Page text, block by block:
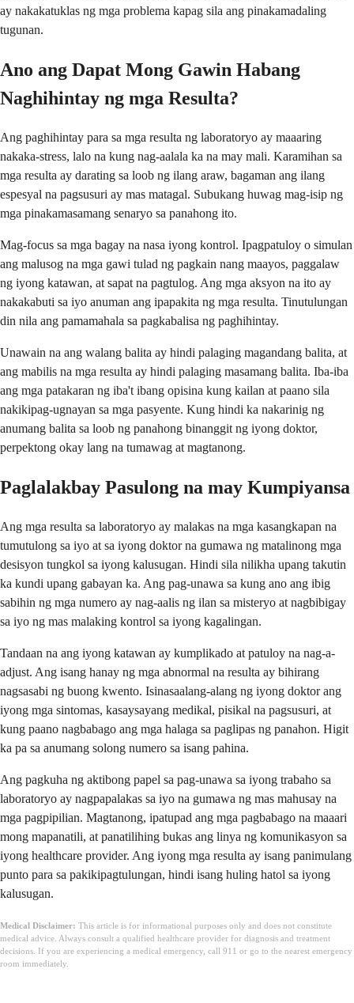
ay nakakatuklas ng mga problema kapag sila ang pinakamadaling
tugunan.
Ano ang Dapat Mong Gawin Habang
Naghihintay ng mga Resulta?
Ang paghihintay para sa mga resulta ng laboratoryo ay maaaring
nakaka-stress, lalo na kung nag-aalala ka na may mali. Karamihan sa
mga resulta ay darating sa loob ng ilang araw, bagaman ang ilang
espesyal na pagsusuri ay mas matagal. Subukang huwag mag-isip ng
mga pinakamasamang senaryo sa panahong ito.
Mag-focus sa mga bagay na nasa iyong kontrol. Ipagpatuloy o simulan
ang malusog na mga gawi tulad ng pagkain nang maayos, paggalaw
ng iyong katawan, at sapat na pagtulog. Ang mga aksyon na ito ay
nakakabuti sa iyo anuman ang ipapakita ng mga resulta. Tinutulungan
din nila ang pamamahala sa pagkabalisa ng paghihintay.
Unawain na ang walang balita ay hindi palaging magandang balita, at
ang mabilis na mga resulta ay hindi palaging masamang balita. Iba-iba
ang mga patakaran ng iba't ibang opisina kung kailan at paano sila
nakikipag-ugnayan sa mga pasyente. Kung hindi ka nakarinig ng
anumang balita sa loob ng panahong binanggit ng iyong doktor,
perpektong okay lang na tumawag at magtanong.
Paglalakbay Pasulong na may Kumpiyansa
Ang mga resulta sa laboratoryo ay malakas na mga kasangkapan na
tumutulong sa iyo at sa iyong doktor na gumawa ng matalinong mga
desisyon tungkol sa iyong kalusugan. Hindi sila nilikha upang takutin
ka kundi upang gabayan ka. Ang pag-unawa sa kung ano ang ibig
sabihin ng mga numero ay nag-aalis ng ilan sa misteryo at nagbibigay
sa iyo ng mas malaking kontrol sa iyong kagalingan.
Tandaan na ang iyong katawan ay kumplikado at patuloy na nag-a-
adjust. Ang isang hanay ng mga abnormal na resulta ay bihirang
nagsasabi ng buong kwento. Isinasaalang-alang ng iyong doktor ang
iyong mga sintomas, kasaysayang medikal, pisikal na pagsusuri, at
kung paano nagbabago ang mga halaga sa paglipas ng panahon. Higit
ka pa sa anumang solong numero sa isang pahina.
Ang pagkuha ng aktibong papel sa pag-unawa sa iyong trabaho sa
laboratoryo ay nagpapalakas sa iyo na gumawa ng mas mahusay na
mga pagpipilian. Magtanong, ipatupad ang mga pagbabago na maaari
mong mapanatili, at panatilihing bukas ang linya ng komunikasyon sa
iyong healthcare provider. Ang iyong mga resulta ay isang panimulang
punto para sa pakikipagtulungan, hindi isang huling hatol sa iyong
kalusugan.
Medical Disclaimer: This article is for informational purposes only and does not constitute
medical advice. Always consult a qualified healthcare provider for diagnosis and treatment
decisions. If you are experiencing a medical emergency, call 911 or go to the nearest emergency
room immediately.